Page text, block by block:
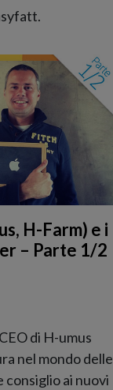
H-Farm) e i
– Parte 1/2
di H-umus
nel mondo delle
consiglio ai nuovi